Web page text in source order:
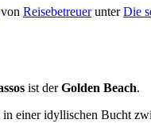
von ReisebetreuerunterDie
ist derGolden Beach.
einer idyllischen Bucht